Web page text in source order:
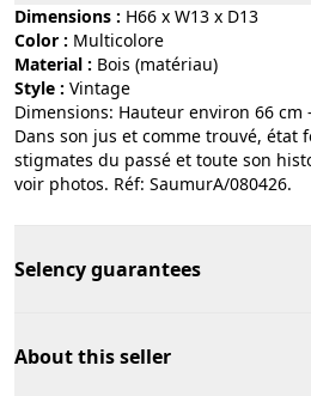
Dimensions : H66 x W13 x D13
Color :
multicolore
Material :
bois (matériau)
Style :
vintage
Dimensions: Hauteur environ 66 cm
Dans son jus et comme trouvé, état
stigmates du passé et toute son
voir photos. Réf: SaumurA/080426.
Selency guarantees
About this seller